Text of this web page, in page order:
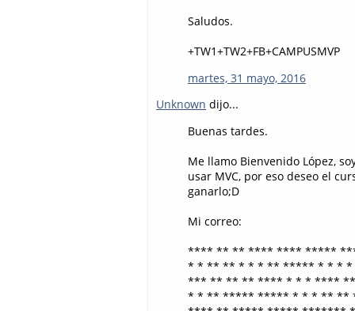
Saludos.
+TW1+TW2+FB+CAMPUSMVP
martes, 31 mayo, 2016
Unknown dijo...
Buenas tardes.
Me llamo Bienvenido López,
usar MVC, por eso deseo el
ganarlo;D
Mi correo:
**** ** ** **** **** *****
* * ** ** * * * ** ***** * * * *
*** ** ** ** **** * * * ****
* * ** ***** ***** * * * ** **